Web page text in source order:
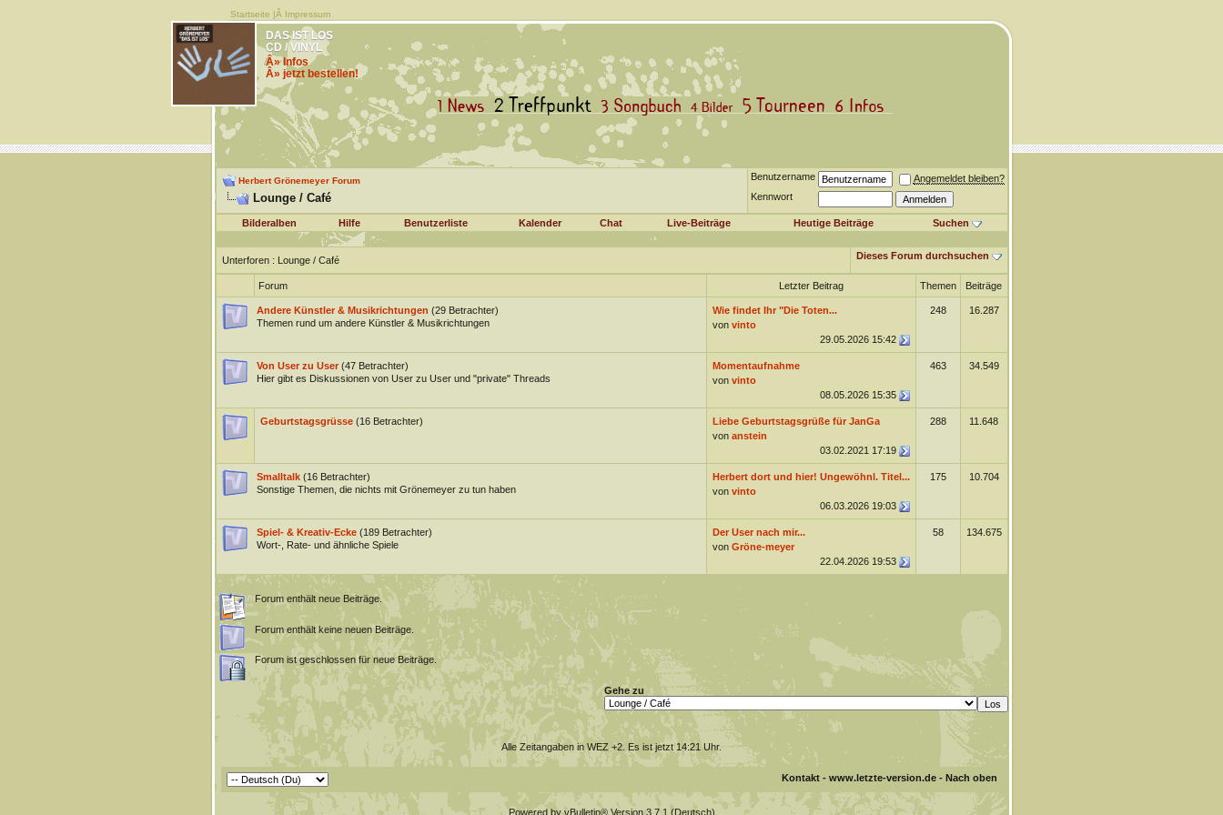
Startseite |Â Impressum
DAS IST LOS
CD / VINYL
Â» Infos
Â» jetzt bestellen!
Herbert Grönemeyer Forum
Lounge / Café
Benutzername
Angemeldet bleiben?
Kennwort
Bilderalben Hilfe Benutzerliste Kalender Chat Live-Beiträge Heutige Beiträge Suchen
Unterforen: Lounge / Café Dieses Forum durchsuchen
Forum Letzter Beitrag Themen Beiträge
Andere Künstler & Musikrichtungen (29 Betrachter)
Themen rund um andere Künstler & Musikrichtungen
Wie findet Ihr "Die Toten...
von vinto
29.05.2026 15:42
248 16.287
Von User zu User (47 Betrachter)
Hier gibt es Diskussionen von User zu User und "private" Threads
Momentaufnahme
von vinto
08.05.2026 15:35
463 34.549
Geburtstagsgrüsse (16 Betrachter)
Liebe Geburtstagsgrüße für JanGa
von anstein
03.02.2021 17:19
288 11.648
Smalltalk (16 Betrachter)
Sonstige Themen, die nichts mit Grönemeyer zu tun haben
Herbert dort und hier! Ungewöhnl. Titel...
von vinto
06.03.2026 19:03
175 10.704
Spiel- & Kreativ-Ecke (189 Betrachter)
Wort-, Rate- und ähnliche Spiele
Der User nach mir...
von Gröne-meyer
22.04.2026 19:53
58 134.675
Forum enthält neue Beiträge.
Forum enthält keine neuen Beiträge.
Forum ist geschlossen für neue Beiträge.
Gehe zu
Alle Zeitangaben in WEZ +2. Es ist jetzt14:21Uhr.
Kontakt- www.letzte-version.de- Nach oben
Powered by vBulletin® Version 3.7.1 (Deutsch)